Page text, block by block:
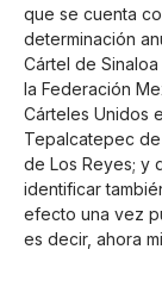
que se cuenta
determinación
Cártel de
la Federación
Cárteles Unidos
Tepalcatepec
de Los Reyes; y
identificar
efecto una vez
es decir, ahora